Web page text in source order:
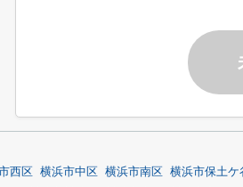
西区 横浜市中区 横浜市南区 横浜市保土ケ